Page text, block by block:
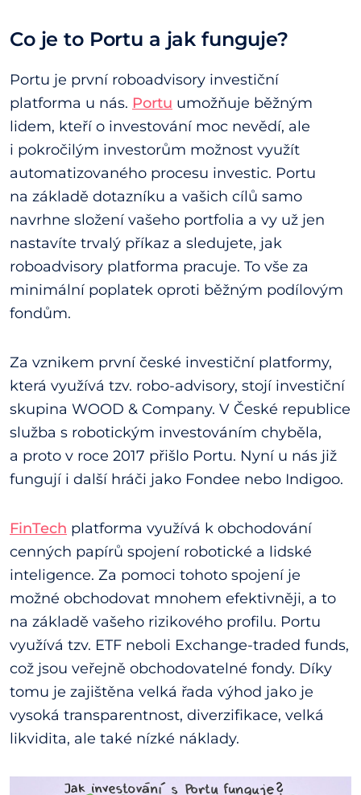
Co je to Portu a jak funguje?
Portu je první roboadvisory investiční
platforma u nás. Portu umožňuje běžným
lidem, kteří o investování moc nevědí, ale
i pokročilým investorům možnost využít
automatizovaného procesu investic. Portu
na základě dotazníku a vašich cílů samo
navrhne složení vašeho portfolia a vy už jen
nastavíte trvalý příkaz a sledujete, jak
roboadvisory platforma pracuje. To vše za
minimální poplatek oproti běžným podílovým
fondům.
Za vznikem první české investiční platformy,
která využívá tzv. robo-advisory, stojí investiční
skupina WOOD & Company. V České republice
služba s robotickým investováním chyběla,
a proto v roce 2017 přišlo Portu. Nyní u nás již
fungují i další hráči jako Fondee nebo Indigoo.
FinTech platforma využívá k obchodování
cenných papírů spojení robotické a lidské
inteligence. Za pomoci tohoto spojení je
možné obchodovat mnohem efektivněji, a to
na základě vašeho rizikového profilu. Portu
využívá tzv. ETF neboli Exchange-traded funds,
což jsou veřejně obchodovatelné fondy. Díky
tomu je zajištěna velká řada výhod jako je
vysoká transparentnost, diverzifikace, velká
likvidita, ale také nízké náklady.